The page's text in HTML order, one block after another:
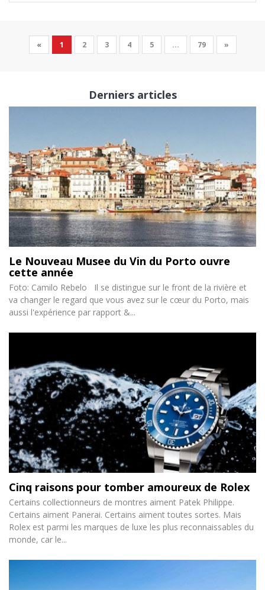
« 1 2 3 4 5 ... 79 »
Derniers articles
Le Nouveau Musee du Vin du Porto ouvre
cette année
Foto: Camilo Rebelo Il se distingue sur le front de la rivière et
va changer le regard que vous avez sur le cœur du Porto, mais
aussi l'expérience par rapport &...
Cinq raisons pour tomber amoureux de Rolex
Certains collectionneurs de montres aiment Patek Philippe.
Certains aiment Panerai. Certains aiment toutes sortes. Mais
Rolex est parmi les marques de luxe les plus reconnaissables du
monde, car le...